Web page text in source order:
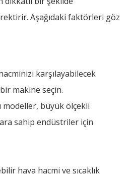
Aşağıdaki faktörleri göz
karşılayabilecek
makine seçin.
modeller, büyük ölçekli
sahip endüstriler için
hava hacmi ve sıcaklık